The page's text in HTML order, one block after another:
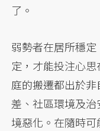
了。
弱勢者在居所穩
定，才能投注心
庭的搬遷都出於
差、社區環境及
境惡化。在隨時